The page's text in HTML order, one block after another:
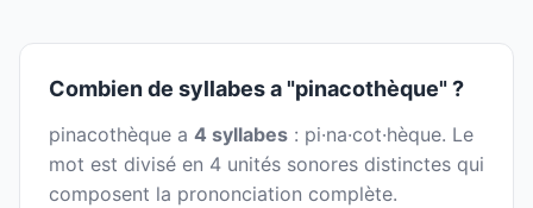
Combien de syllabes a "pinacothèque" ?
pinacothèque a 4 syllabes : pi·na·cot·hèque. Le
mot est divisé en 4 unités sonores distinctes qui
composent la prononciation complète.